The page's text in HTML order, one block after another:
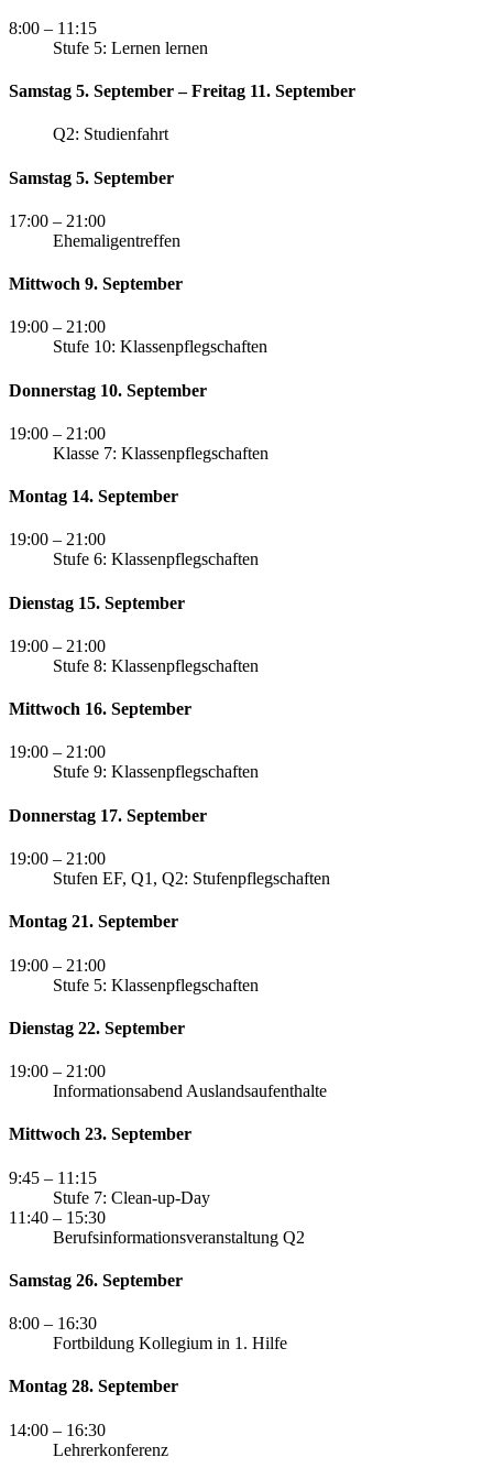
8:00 – 11:15
Stufe 5: Lernen lernen
Samstag 5. September – Freitag 11. September
Q2: Studienfahrt
Samstag 5. September
17:00 – 21:00
Ehemaligentreffen
Mittwoch 9. September
19:00 – 21:00
Stufe 10: Klassenpflegschaften
Donnerstag 10. September
19:00 – 21:00
Klasse 7: Klassenpflegschaften
Montag 14. September
19:00 – 21:00
Stufe 6: Klassenpflegschaften
Dienstag 15. September
19:00 – 21:00
Stufe 8: Klassenpflegschaften
Mittwoch 16. September
19:00 – 21:00
Stufe 9: Klassenpflegschaften
Donnerstag 17. September
19:00 – 21:00
Stufen EF, Q1, Q2: Stufenpflegschaften
Montag 21. September
19:00 – 21:00
Stufe 5: Klassenpflegschaften
Dienstag 22. September
19:00 – 21:00
Informationsabend Auslandsaufenthalte
Mittwoch 23. September
9:45 – 11:15
Stufe 7: Clean-up-Day
11:40 – 15:30
Berufsinformationsveranstaltung Q2
Samstag 26. September
8:00 – 16:30
Fortbildung Kollegium in 1. Hilfe
Montag 28. September
14:00 – 16:30
Lehrerkonferenz